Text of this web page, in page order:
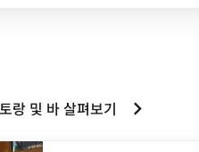
랑 및 바 살펴보기